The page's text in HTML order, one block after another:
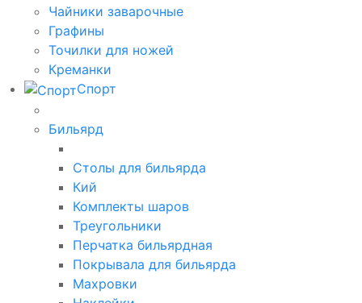
Чайники заварочные
Графины
Точилки для ножей
Креманки
Спорт
Бильярд
Столы для бильярда
Кий
Комплекты шаров
Треугольники
Перчатка бильярдная
Покрывала для бильярда
Махровки